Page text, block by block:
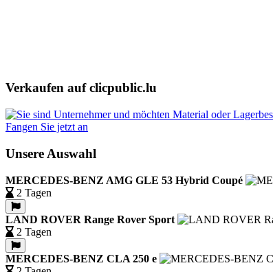
Verkaufen auf clicpublic.lu
Fangen Sie jetzt an
Unsere Auswahl
MERCEDES-BENZ AMG GLE 53 Hybrid Coupé
2 Tagen
LAND ROVER Range Rover Sport
2 Tagen
MERCEDES-BENZ CLA 250 e